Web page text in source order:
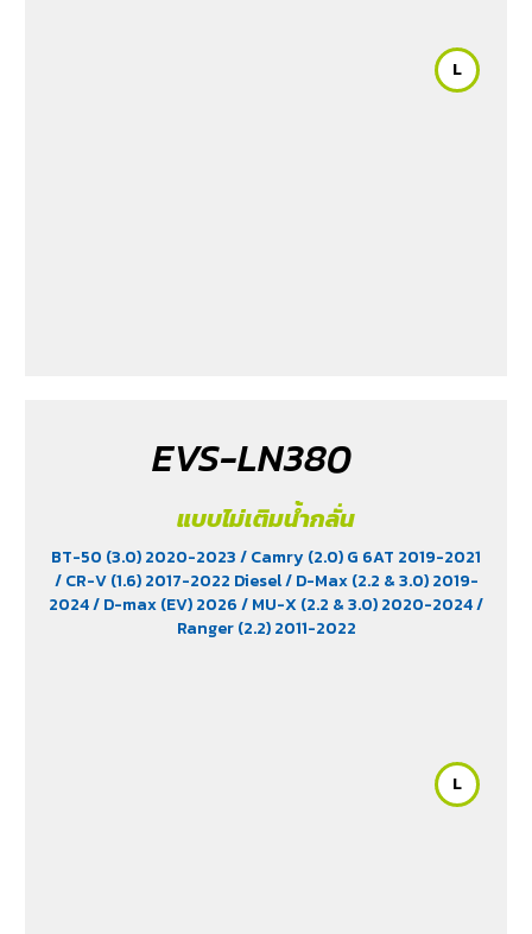
L
EVS-LN380
แบบไม่เติมน้ำกลั่น
BT-50 (3.0) 2020-2023/ Camry (2.0) G 6AT 2019-2021
/ CR-V (1.6) 2017-2022 Diesel/ D-Max (2.2 & 3.0) 2019-
2024/ D-max (EV) 2026/ MU-X (2.2 & 3.0) 2020-2024/
Ranger (2.2) 2011-2022
L